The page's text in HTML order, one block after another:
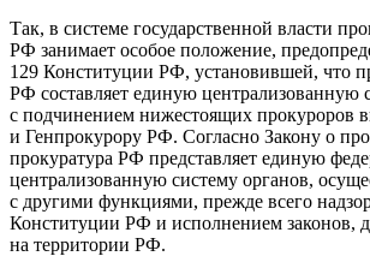
Так, в системе государственной власти
РФ занимает особое положение,
129 Конституции РФ, установившей, что
РФ составляет единую централизованную
с подчинением нижестоящих прокуроров
и Генпрокурору РФ. Согласно Закону о
прокуратура РФ представляет единую
централизованную систему органов,
с другими функциями, прежде всего
Конституции РФ и исполнением законов,
на территории РФ.